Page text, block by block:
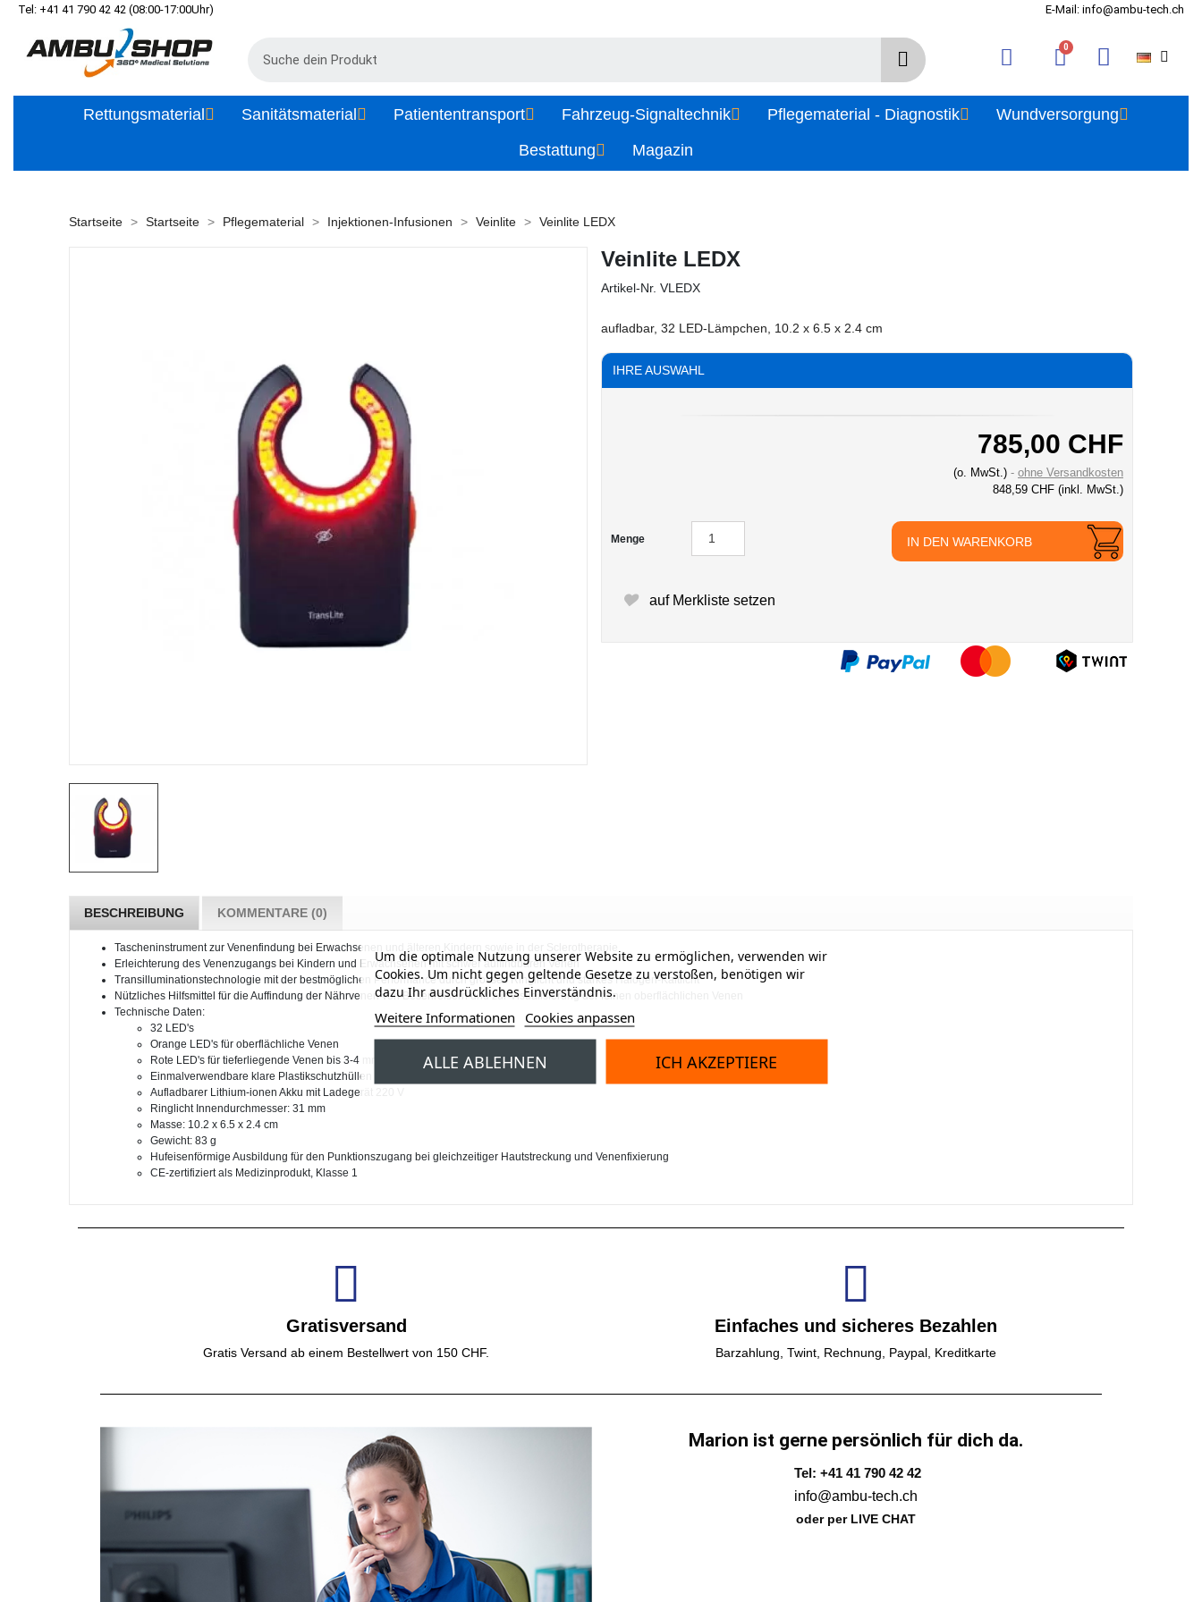
Tel: +41 41 790 42 42 (08:00-17:00Uhr) E-Mail: info@ambu-tech.ch
Rettungsmaterial Sanitätsmaterial Patiententransport Fahrzeug-Signaltechnik Pflegematerial - Diagnostik
Wundversorgung
Bestattung
Magazin
Startseite Startseite Pflegematerial Injektionen-Infusionen Veinlite Veinlite LEDX
Veinlite LEDX
Artikel-Nr. VLEDX
aufladbar, 32 LED-Lämpchen, 10.2 x 6.5 x 2.4 cm
IHRE AUSWAHL
785,00 CHF
(o. MwSt.)
ohne Versandkosten
848,59 CHF (inkl. MwSt.)
Menge IN DEN WARENKORB
auf Merkliste setzen
BESCHREIBUNG KOMMENTARE (0)
Tascheninstrument zur Venenfindung bei Erwachsenen und älteren Kindern sowie in der Sclerotherapie
Erleichterung des Venenzugangs bei Kindern und Erwachsenen mit schwer auffindbaren Venen
Transilluminationstechnologie mit der bestmöglichen Performance durch grosses Ringlicht und starkes Halogen-Kaltlicht
Nützliches Hilfsmittel für die Auffindung der Nährvenen von Besenreisern und zur Visualisierung der feinen oberflächlichen Venen
Technische Daten:
32 LED's
Orange LED's für oberflächliche Venen
Rote LED's für tieferliegende Venen bis 3-4 mm unter der Hautoberfläche
Einmalverwendbare klare Plastikschutzhüllen (50 Stk. bereits beigepackt)
Aufladbarer Lithium-ionen Akku mit Ladegerät 220 V
Ringlicht Innendurchmesser: 31 mm
Masse: 10.2 x 6.5 x 2.4 cm
Gewicht: 83 g
Hufeisenförmige Ausbildung für den Punktionszugang bei gleichzeitiger Hautstreckung und Venenfixierung
CE-zertifiziert als Medizinprodukt, Klasse 1
Gratisversand
Gratis Versand ab einem Bestellwert von 150 CHF.
Einfaches und sicheres Bezahlen
Barzahlung, Twint, Rechnung, Paypal, Kreditkarte
Marion ist gerne persönlich für dich da.
Tel: +41 41 790 42 42
info@ambu-tech.ch
oder per LIVE CHAT
Um die optimale Nutzung unserer Website zu ermöglichen, verwenden wir
Cookies. Um nicht gegen geltende Gesetze zu verstoßen, benötigen wir
dazu Ihr ausdrückliches Einverständnis.
Weitere Informationen Cookies anpassen
ALLE ABLEHNEN ICH AKZEPTIERE